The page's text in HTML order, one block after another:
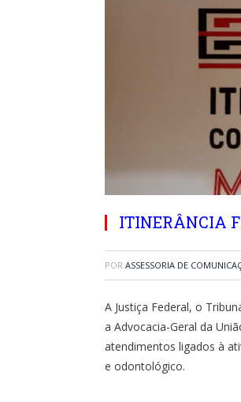
ITINERÂNCIA
POR ASSESSORIA DE
A Justiça Federal, o
a Advocacia-Geral da
atendimentos ligados à
e odontológico.